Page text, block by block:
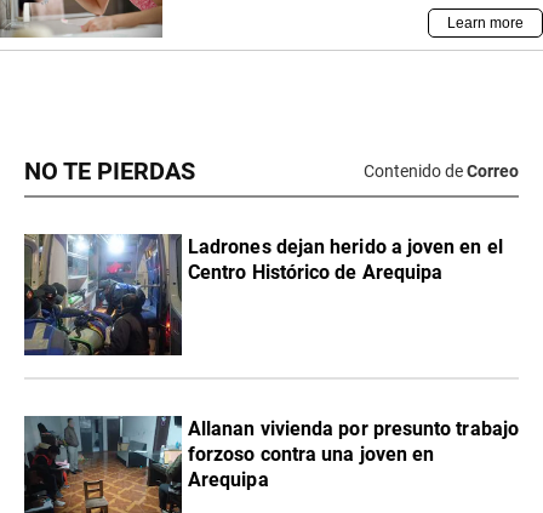
NO TE PIERDAS Contenido deCorreo
Ladrones dejan herido a joven en el
Centro Histórico de Arequipa
Allanan vivienda por presunto trabajo
forzoso contra una joven en
Arequipa